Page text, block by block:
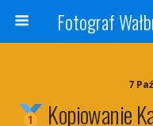
Fotograf
7
Kopiowanie